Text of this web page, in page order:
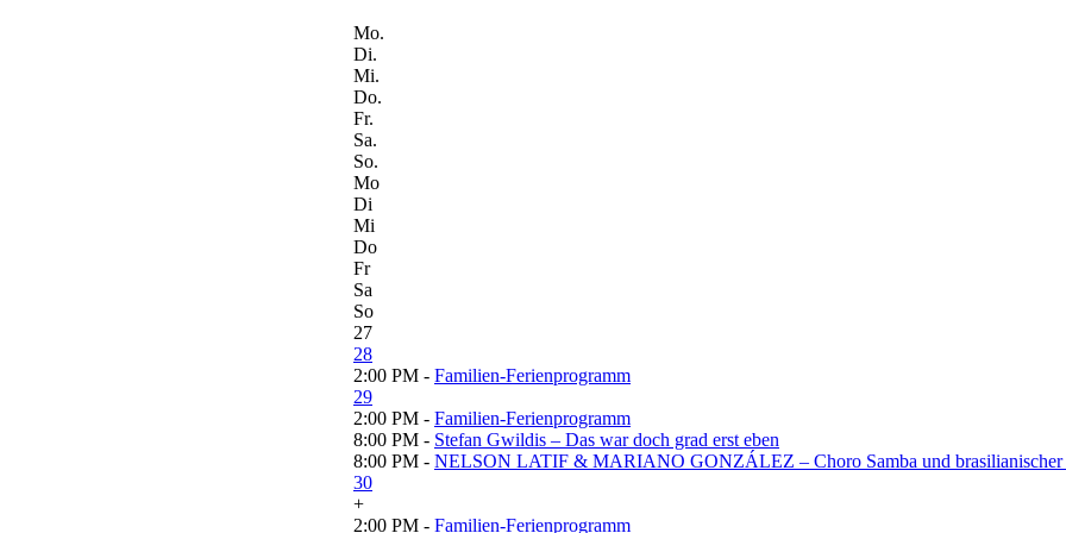
Mo.
Di.
Mi.
Do.
Fr.
Sa.
So.
Mo
Di
Mi
Do
Fr
Sa
So
27
28
2:00 PM - Familien-Ferienprogramm
29
2:00 PM - Familien-Ferienprogramm
8:00 PM - Stefan Gwildis – Das war doch grad erst eben
8:00 PM - NELSON LATIF & MARIANO GONZÁLEZ – Choro Samba und brasilianischer
30
+
2:00 PM - Familien-Ferienprogramm